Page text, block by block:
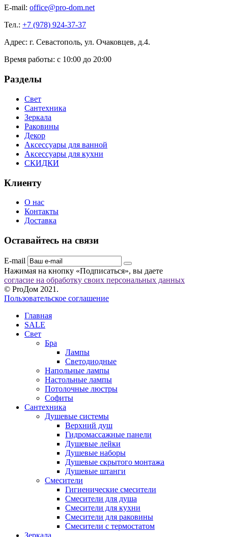
E-mail: office@pro-dom.net
Тел.: +7 (978) 924-37-37
Адрес: г. Севастополь, ул. Очаковцев, д.4.
Время работы: с 10:00 до 20:00
Разделы
Свет
Сантехника
Зеркала
Раковины
Декор
Аксессуары для ванной
Аксессуары для кухни
СКИДКИ
Клиенту
О нас
Контакты
Доставка
Оставайтесь на связи
E-mail
Нажимая на кнопку «Подписаться», вы даете
согласие на обработку своих персональных данных
© ProДом 2021.
Пользовательское соглашение
Главная
SALE
Свет
Бра
Лампы
Светодиодные
Напольные лампы
Настольные лампы
Потолочные люстры
Софиты
Сантехника
Душевые системы
Верхний душ
Гидромассажные панели
Душевые лейки
Душевые наборы
Душевые скрытого монтажа
Душевые штанги
Смесители
Гигиенические смесители
Смесители для душа
Смесители для кухни
Смесители для раковины
Смесители с термостатом
Зеркала